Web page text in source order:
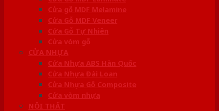
Cửa gỗ MDF Melamine
Cửa Gỗ MDF Veneer
Cửa Gỗ Tự Nhiên
Cửa vòm gỗ
CỬA NHỰA
Cửa Nhựa ABS Hàn Quốc
Cửa Nhựa Đài Loan
Cửa Nhựa Gỗ Composite
Cửa vòm nhựa
NỘI THẤT